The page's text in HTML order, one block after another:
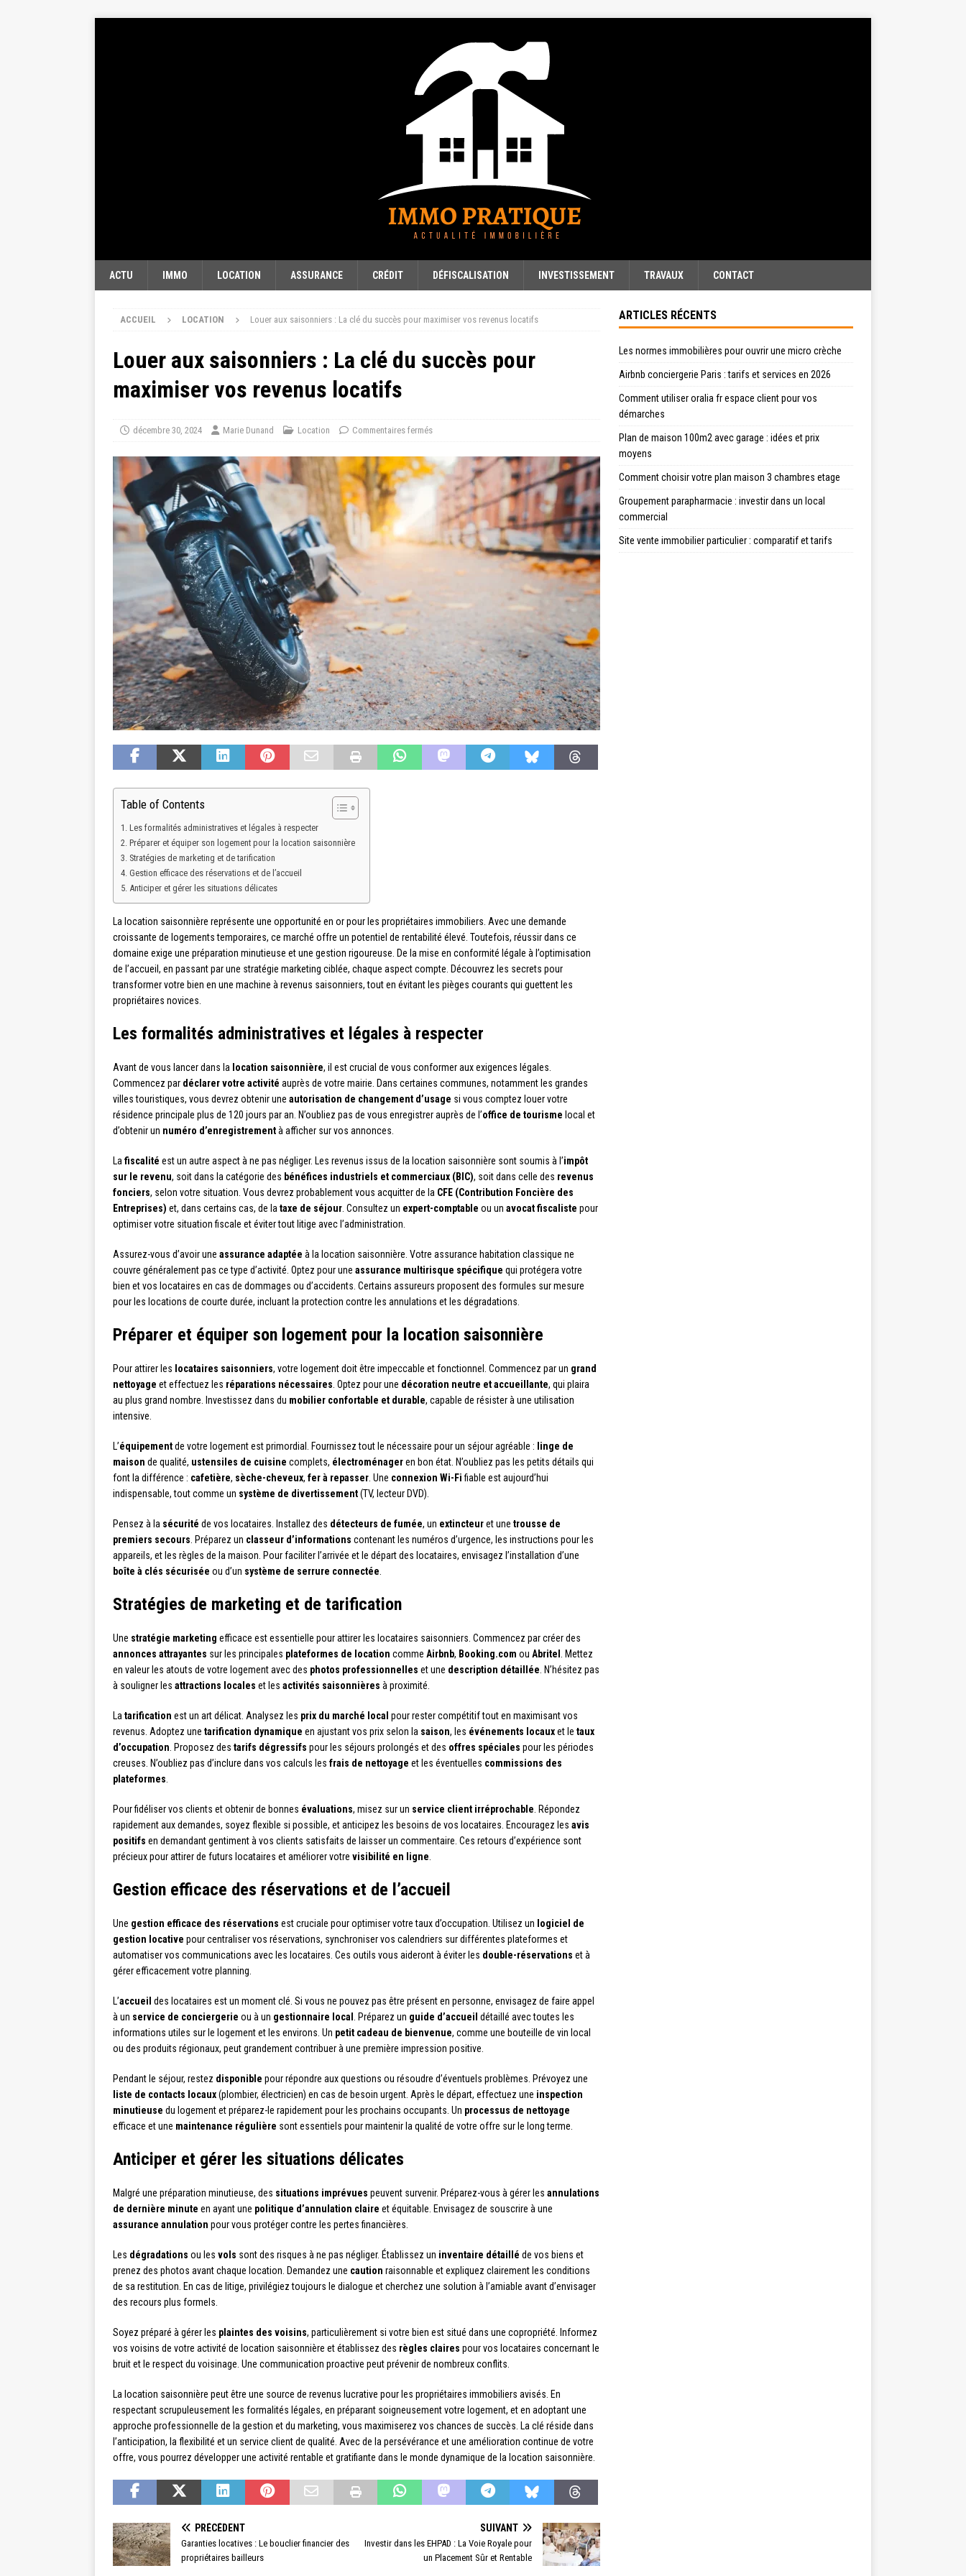
ACTU IMMO LOCATION ASSURANCE CRÉDIT DÉFISCALISATION INVESTISSEMENT TRAVAUX CONTACT
ACCUEIL LOCATION Louer aux saisonniers : La clé du succès pour maximiser vos revenus locatifs
Louer aux saisonniers : La clé du succès pour
maximiser vos revenus locatifs
décembre 30, 2024 Marie Dunand Location Commentaires fermés
Table of Contents
Les formalités administratives et légales à respecter
Préparer et équiper son logement pour la location saisonnière
Stratégies de marketing et de tarification
Gestion efficace des réservations et de l’accueil
Anticiper et gérer les situations délicates
La location saisonnière représente une opportunité en or pour les propriétaires immobiliers. Avec une demande
croissante de logements temporaires, ce marché offre un potentiel de rentabilité élevé. Toutefois, réussir dans ce
domaine exige une préparation minutieuse et une gestion rigoureuse. De la mise en conformité légale à l’optimisation
de l’accueil, en passant par une stratégie marketing ciblée, chaque aspect compte. Découvrez les secrets pour
transformer votre bien en une machine à revenus saisonniers, tout en évitant les pièges courants qui guettent les
propriétaires novices.
Les formalités administratives et légales à respecter
Avant de vous lancer dans la location saisonnière, il est crucial de vous conformer aux exigences légales.
Commencez par déclarer votre activité auprès de votre mairie. Dans certaines communes, notamment les grandes
villes touristiques, vous devrez obtenir une autorisation de changement d’usage si vous comptez louer votre
résidence principale plus de 120 jours par an. N’oubliez pas de vous enregistrer auprès de l’office de tourisme local et
d’obtenir un numéro d’enregistrementà afficher sur vos annonces.
La fiscalité est un autre aspect à ne pas négliger. Les revenus issus de la location saisonnière sont soumis à l’impôt
sur le revenu, soit dans la catégorie des bénéfices industriels et commerciaux (BIC), soit dans celle des revenus
fonciers, selon votre situation. Vous devrez probablement vous acquitter de la CFE (Contribution Foncière des
Entreprises) et, dans certains cas, de la taxe de séjour . Consultez un expert-comptable ou un avocat fiscaliste pour
optimiser votre situation fiscale et éviter tout litige avec l’administration.
Assurez-vous d’avoir une assurance adaptée à la location saisonnière. Votre assurance habitation classique ne
couvre généralement pas ce type d’activité. Optez pour une assurance multirisque spécifique qui protégera votre
bien et vos locataires en cas de dommages ou d’accidents. Certains assureurs proposent des formules sur mesure
pour les locations de courte durée, incluant la protection contre les annulations et les dégradations.
Préparer et équiper son logement pour la location saisonnière
Pour attirer les locataires saisonniers, votre logement doit être impeccable et fonctionnel. Commencez par un grand
nettoyage et effectuez les réparations nécessaires . Optez pour une décoration neutre et accueillante, qui plaira
au plus grand nombre. Investissez dans du mobilier confortable et durable, capable de résister à une utilisation
intensive.
L’équipementde votre logement est primordial. Fournissez tout le nécessaire pour un séjour agréable : linge de
maison de qualité, ustensiles de cuisine complets, électroménageren bon état. N’oubliez pas les petits détails qui
font la différence : cafetière, sèche-cheveux, fer à repasser . Une connexion Wi-Fifiable est aujourd’hui
indispensable, tout comme un système de divertissement(TV, lecteur DVD).
Pensez à la sécurité de vos locataires. Installez des détecteurs de fumée, un extincteuret une trousse de
premiers secours . Préparez un classeur d’informations contenant les numéros d’urgence, les instructions pour les
appareils, et les règles de la maison. Pour faciliter l’arrivée et le départ des locataires, envisagez l’installation d’une
boîte à clés sécurisée ou d’un système de serrure connectée
Stratégies de marketing et de tarification
Une stratégie marketing efficace est essentielle pour attirer les locataires saisonniers. Commencez par créer des
annonces attrayantes sur les principales plateformes de location comme Airbnb, Booking.com ou Abritel
. Mettez
en valeur les atouts de votre logement avec des photos professionnelles et une description détaillée . N’hésitez pas
à souligner les attractions locales et les activités saisonnières à proximité.
La tarification est un art délicat. Analysez les prix du marché local pour rester compétitif tout en maximisant vos
revenus. Adoptez une tarification dynamique en ajustant vos prix selon la saison, les événements locauxet le taux
d’occupation . Proposez des tarifs dégressifs pour les séjours prolongés et des offres spéciales pour les périodes
creuses. N’oubliez pas d’inclure dans vos calculs les frais de nettoyage et les éventuelles commissions des
plateformes
Pour fidéliser vos clients et obtenir de bonnes évaluations, misez sur un service client irréprochable . Répondez
rapidement aux demandes, soyez flexible si possible, et anticipez les besoins de vos locataires. Encouragez les avis
positifs en demandant gentiment à vos clients satisfaits de laisser un commentaire. Ces retours d’expérience sont
précieux pour attirer de futurs locataires et améliorer votre visibilité en ligne
Gestion efficace des réservations et de l’accueil
Une gestion efficace des réservations est cruciale pour optimiser votre taux d’occupation. Utilisez un logiciel de
gestion locative pour centraliser vos réservations, synchroniser vos calendriers sur différentes plateformes et
automatiser vos communications avec les locataires. Ces outils vous aideront à éviter les double-réservations et à
gérer efficacement votre planning.
L’accueil des locataires est un moment clé. Si vous ne pouvez pas être présent en personne, envisagez de faire appel
à un service de conciergerie ou à un gestionnaire local . Préparez un guide d’accueil détaillé avec toutes les
informations utiles sur le logement et les environs. Un petit cadeau de bienvenue, comme une bouteille de vin local
ou des produits régionaux, peut grandement contribuer à une première impression positive.
Pendant le séjour, restez disponible pour répondre aux questions ou résoudre d’éventuels problèmes. Prévoyez une
liste de contacts locaux(plombier, électricien) en cas de besoin urgent. Après le départ, effectuez une inspection
minutieuse du logement et préparez-le rapidement pour les prochains occupants. Un processus de nettoyage
efficace et une maintenance régulière sont essentiels pour maintenir la qualité de votre offre sur le long terme.
Anticiper et gérer les situations délicates
Malgré une préparation minutieuse, des situations imprévues peuvent survenir. Préparez-vous à gérer les annulations
de dernière minute en ayant une politique d’annulation claire et équitable. Envisagez de souscrire à une
assurance annulation pour vous protéger contre les pertes financières.
Les dégradations ou les vols sont des risques à ne pas négliger. Établissez un inventaire détaillé de vos biens et
prenez des photos avant chaque location. Demandez une caution raisonnable et expliquez clairement les conditions
de sa restitution. En cas de litige, privilégiez toujours le dialogue et cherchez une solution à l’amiable avant d’envisager
des recours plus formels.
Soyez préparé à gérer les plaintes des voisins, particulièrement si votre bien est situé dans une copropriété. Informez
vos voisins de votre activité de location saisonnière et établissez des règles claires pour vos locataires concernant le
bruit et le respect du voisinage. Une communication proactive peut prévenir de nombreux conflits.
La location saisonnière peut être une source de revenus lucrative pour les propriétaires immobiliers avisés. En
respectant scrupuleusement les formalités légales, en préparant soigneusement votre logement, et en adoptant une
approche professionnelle de la gestion et du marketing, vous maximiserez vos chances de succès. La clé réside dans
l’anticipation, la flexibilité et un service client de qualité. Avec de la persévérance et une amélioration continue de votre
offre, vous pourrez développer une activité rentable et gratifiante dans le monde dynamique de la location saisonnière.
PRÉCÉDENT
Garanties locatives : Le bouclier financier des
propriétaires bailleurs
SUIVANT
Investir dans les EHPAD : La Voie Royale pour
un Placement Sûr et Rentable
ARTICLES RÉCENTS
Les normes immobilières pour ouvrir une micro crèche
Airbnb conciergerie Paris : tarifs et services en 2026
Comment utiliser oralia fr espace client pour vos
démarches
Plan de maison 100m2 avec garage : idées et prix
moyens
Comment choisir votre plan maison 3 chambres etage
Groupement parapharmacie : investir dans un local
commercial
Site vente immobilier particulier : comparatif et tarifs